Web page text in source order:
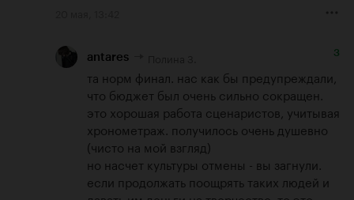
antares 3
та норм финал. нас как бы предупреждали,
что бюджет был очень сильно сокращен.
это хорошая работа сценаристов, учитывая
хронометраж. получилось очень душевно
(чисто на мой взгляд)
но насчет культуры отмены - вы загнули.
если продолжать поощрять таких людей и